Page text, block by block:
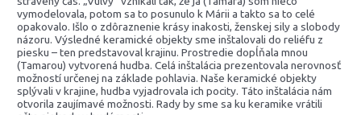
vymodelovala, potom sa to posunulo k Márii a takto sa to celé
opakovalo. Išlo o zdôraznenie krásy inakosti, ženskej sily a slobody
názoru. Výsledné keramické objekty sme inštalovali do reliéfu z
piesku – ten predstavoval krajinu. Prostredie dopĺňala mnou
(Tamarou) vytvorená hudba. Celá inštalácia prezentovala nerovnosť
možností určenej na základe pohlavia. Naše keramické objekty
splývali v krajine, hudba vyjadrovala ich pocity. Táto inštalácia nám
otvorila zaujímavé možnosti. Rady by sme sa ku keramike vrátili